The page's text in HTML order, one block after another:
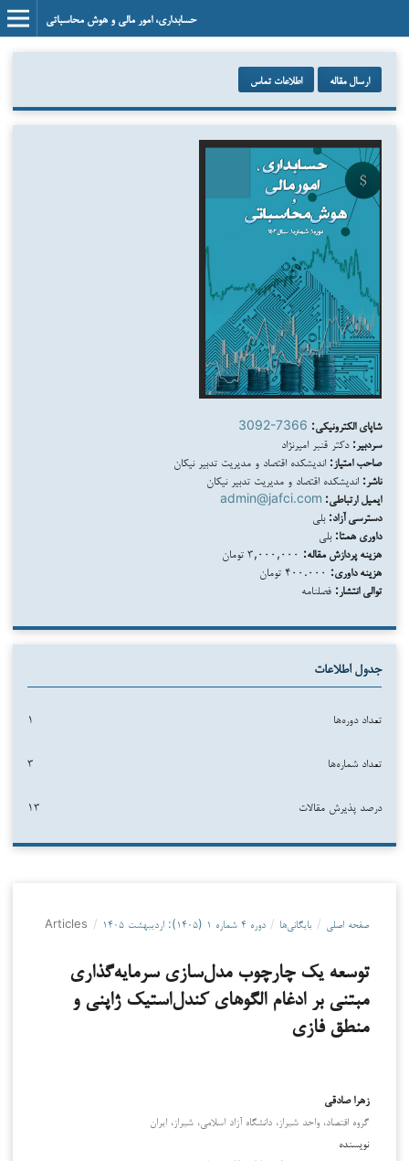
حسابداری، امور مالی و هوش محاسباتی
ارسال مقاله اطلاعات تماس
شاپای الکترونیکی: 3092-7366
سردبیر: دکتر قنبر امیرنژاد
صاحب امتیاز: اندیشکده اقتصاد و مدیریت تدبیر نیکان
ناشر: اندیشکده اقتصاد و مدیریت تدبیر نیکان
ایمیل ارتباطی: admin@jafci.com
دسترسی آزاد: بلی
داوری همتا: بلی
هزینه پردازش مقاله:
هزینه داوری:
توالی انتشار: فصلنامه
جدول اطلاعات
تعداد دوره‌ها ۱
تعداد شماره‌ها ۳
درصد پذیرش مقالات ۱۳
صفحه اصلی / بایگانی‌ها / دوره ۴ شماره ۱ (۱۴۰۵): اردیبهشت ۱۴۰۵ /
Articles
توسعه یک چارچوب مدل‌سازی سرمایه‌گذاری
مبتنی بر ادغام الگوهای کندل‌استیک ژاپنی و
منطق فازی
زهرا صادقی
گروه اقتصاد، واحد شيراز، دانشگاه آزاد اسلامي، شيراز، ايران
نویسنده